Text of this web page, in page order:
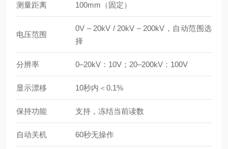
测量距离 100mm（固定）
电压范围
0V – 20kV / 20kV – 200kV，自动范围选
择
分辨率 0–20kV：10V；20–200kV：100V
显示漂移 10秒内＜0.1%
保持功能 支持，冻结当前读数
自动关机 60秒无操作